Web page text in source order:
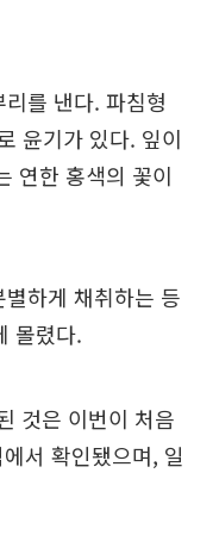
를 낸다. 파침형
윤기가 있다. 잎이
연한 홍색의 꽃이
하게 채취하는 등
몰렸다.
것은 이번이 처음
서 확인됐으며, 일